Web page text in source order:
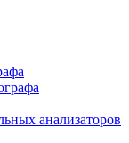
анализаторов